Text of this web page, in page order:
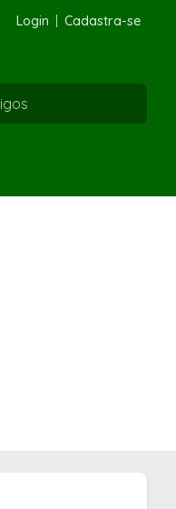
Login Cadastra-se